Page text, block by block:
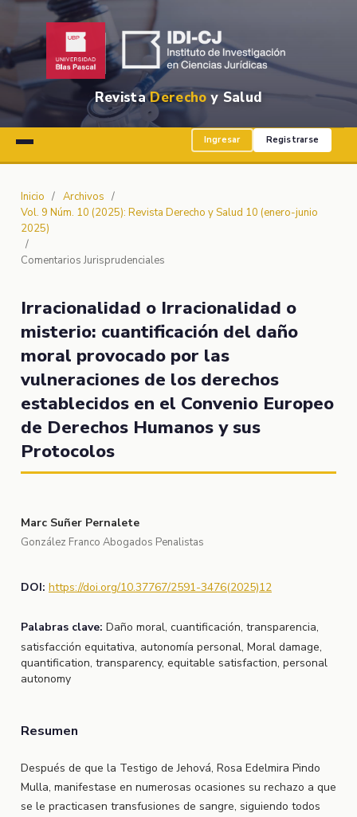
RevistaDerecho y Salud
Ingresar Registrarse
Inicio / Archivos /
Vol. 9 Núm. 10 (2025): Revista Derecho y Salud 10 (enero-junio
2025)
/
Comentarios Jurisprudenciales
Irracionalidad o Irracionalidad o
misterio: cuantificación del daño
moral provocado por las
vulneraciones de los derechos
establecidos en el Convenio Europeo
de Derechos Humanos y sus
Protocolos
Marc Suñer Pernalete
González Franco Abogados Penalistas
DOI: https://doi.org/10.37767/2591-3476(2025)12
Palabras clave: Daño moral, cuantificación, transparencia,
satisfacción equitativa, autonomía personal, Moral damage,
quantification, transparency, equitable satisfaction, personal
autonomy
Resumen
Después de que la Testigo de Jehová, Rosa Edelmira Pindo
Mulla, manifestase en numerosas ocasiones su rechazo a que
se le practicasen transfusiones de sangre, siguiendo todos